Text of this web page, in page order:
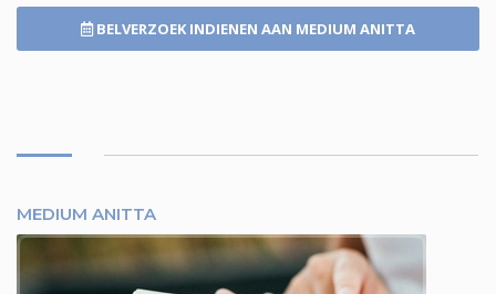
BELVERZOEK INDIENEN AAN MEDIUM ANITTA
MEDIUM ANITTA